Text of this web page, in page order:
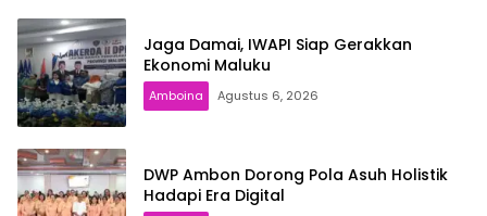
Jaga Damai, IWAPI Siap Gerakkan
Ekonomi Maluku
Amboina Agustus 6, 2026
DWP Ambon Dorong Pola Asuh Holistik
Hadapi Era Digital